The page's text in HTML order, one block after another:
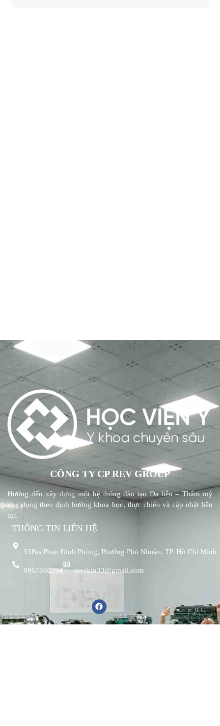
CÔNG TY CP REV GROUP
Hướng đến xây dựng một hệ thống đào tạo Da liễu – Thẩm mỹ
ứng dụng theo định hướng khoa học, thực chiến và cập nhật liên
tục.
THÔNG TIN LIÊN HỆ
33Bis Phan Đình Phùng, Phường Phú Nhuận, TP. Hồ Chí Minh
0967866294 revskin33@gmail.com